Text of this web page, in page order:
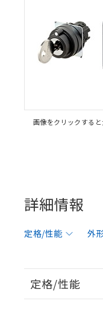
画像をクリックする
詳細情報
定格/性能 外
定格/性能